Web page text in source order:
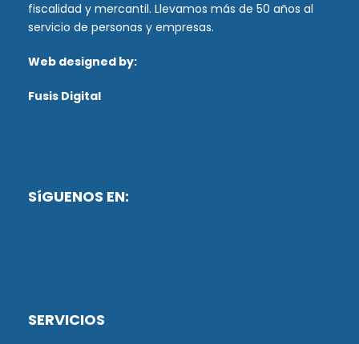
fiscalidad y mercantil. Llevamos más de 50 años al
servicio de personas y empresas.
Web designed by:
Fusis Digital
SíGUENOS EN:
SERVICIOS